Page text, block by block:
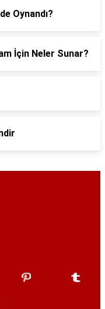
Oynandı?
İçin Neler Sunar?